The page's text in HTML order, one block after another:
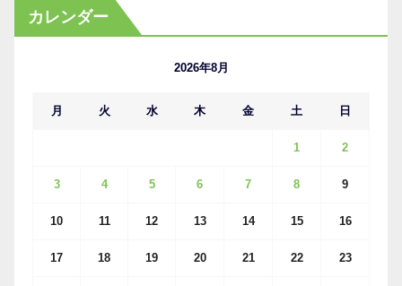
カ
イ
カレンダー
2026年8月
月 火 水 木 金 土 日
1 2
3 4 5 6 7 8 9
10 11 12 13 14 15 16
17 18 19 20 21 22 23